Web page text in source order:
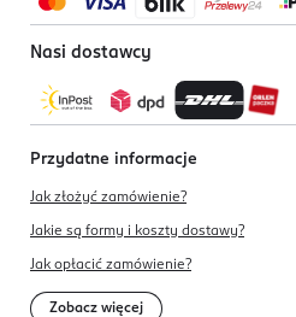
Nasi dostawcy
Przydatne informacje
Jak złożyć zamówienie?
Jakie są formy i koszty dostawy?
Jak opłacić zamówienie?
Zobacz więcej